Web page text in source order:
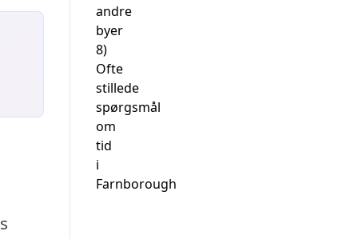
andre
byer
8)
Ofte
stillede
spørgsmål
om
tid
i
Farnborough